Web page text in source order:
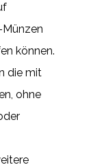
können.
die mit
ohne